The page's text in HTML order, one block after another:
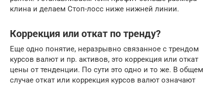
клина и делаем Стоп-лосс ниже нижней линии.
Коррекция или откат по тренду?
Еще одно понятие, неразрывно связанное с трендом
курсов валют и пр. активов, это коррекция или откат
цены от тенденции. По сути это одно и то же. В общем
случае откат или коррекция курсов валют означают